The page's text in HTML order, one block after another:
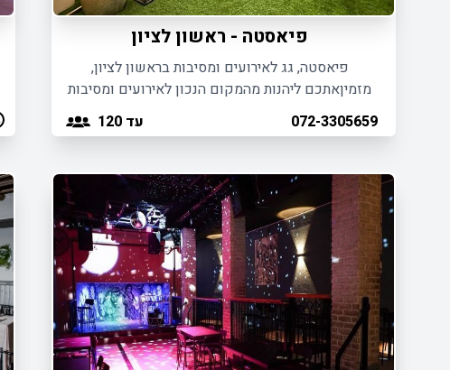
פיאסטה - ראשון לציון
פיאסטה, גג לאירועים ומסיבות בראשון לציון,
מזמיןאתכם ליהנות מהמקום הנכון לאירועים ומסיבות
על גג מבנה עם כל הפינוקים, עד 120 איש.
072-3305659 עד 120